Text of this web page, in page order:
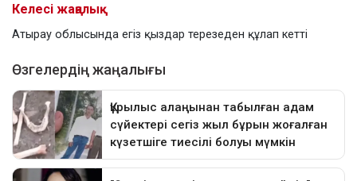
Келесі жаңалық
Атырау облысында егіз қыздар терезеден құлап кетті